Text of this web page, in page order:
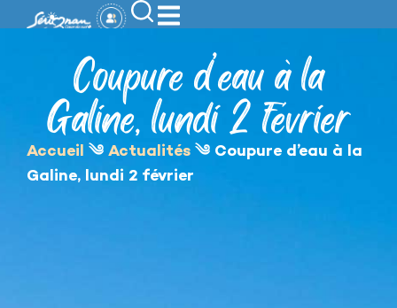
principal
Coupure d’eau à la
Galine, lundi 2 février
Accueil ༄ Actualités ༄ Coupure d’eau à la
Galine, lundi 2 février